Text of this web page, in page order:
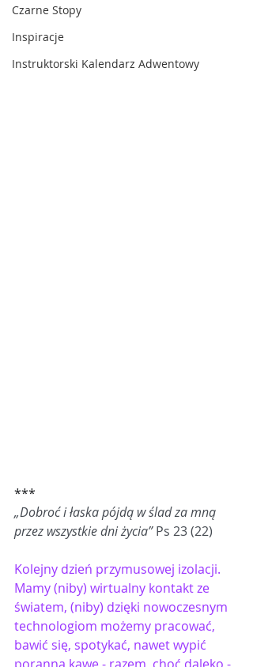
Czarne Stopy
Inspiracje
Instruktorski Kalendarz Adwentowy
***
„Dobroć i łaska pójdą w ślad za mną
przez wszystkie dni życia” Ps 23 (22)
Kolejny dzień przymusowej izolacji.
Mamy (niby) wirtualny kontakt ze
światem, (niby) dzięki nowoczesnym
technologiom możemy pracować,
bawić się, spotykać, nawet wypić